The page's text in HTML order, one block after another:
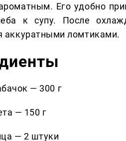
Его удобно
к супу. После
аккуратными ломтиками.
— 300 г
— 150 г
— 2 штуки